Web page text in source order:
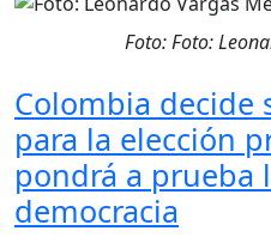
Foto: Foto:
Colombia
para la elección
pondrá a prueba
democracia